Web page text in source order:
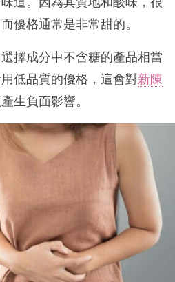
優格通常是非常甜的。
擇成分中不含糖的產品相當
低品質的優格，這會對新陳
生負面影響。